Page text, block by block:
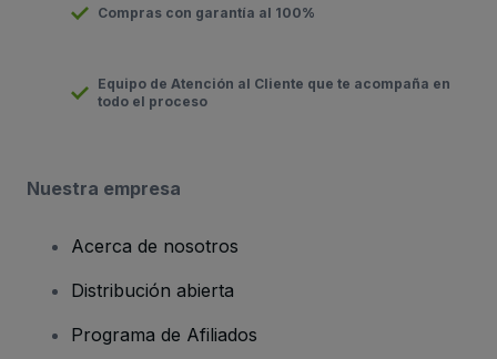
Compras con garantía al 100%
Equipo de Atención al Cliente que te acompaña en
todo el proceso
Nuestra empresa
Acerca de nosotros
Distribución abierta
Programa de Afiliados